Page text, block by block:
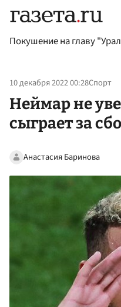
Покушение на главу
10 декабря 2022 00:28Спорт
Неймар не
сыграет за
Анастасия Баринова